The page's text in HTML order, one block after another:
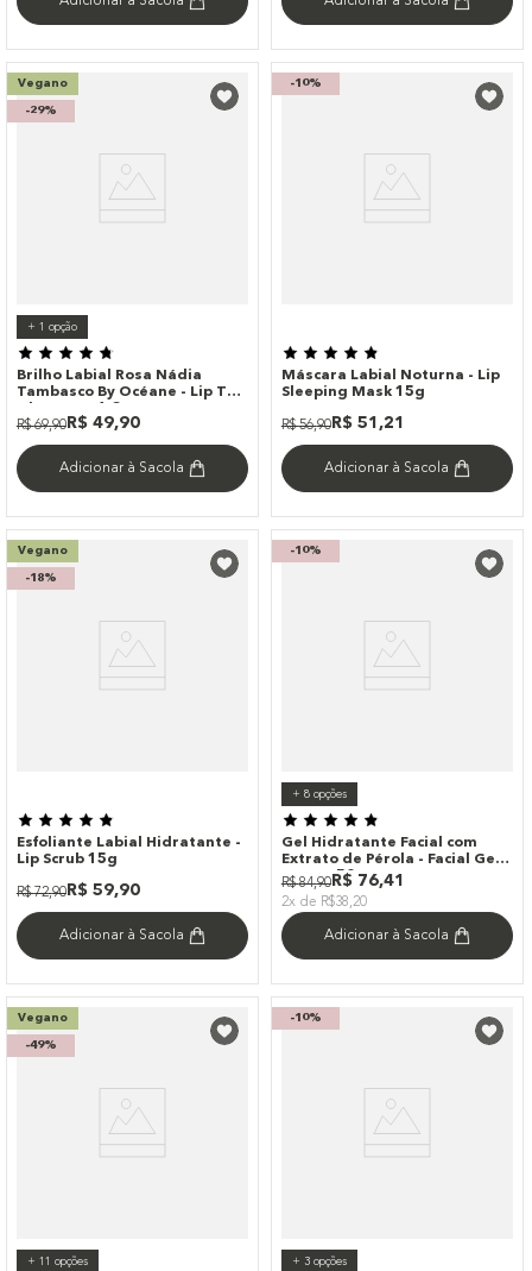
Vegano
-29%
+ 1 opção
Brilho Labial Rosa Nádia
Tambasco By Océane - Lip To
R$ 69,90R$ 49,90
Adicionar à Sacola
-10%
Máscara Labial Noturna - Lip
Sleeping Mask 15g
R$ 56,90R$ 51 ,21
Adicionar à Sacola
Vegano
-18%
Esfoliante Labial Hidratante -
Lip Scrub 15g
R$ 72,90R$ 59,90
Adicionar à Sacola
-10%
+ 8opções
Gel Hidratante Facial com
Extrato de Pérola - Facial Gel
Cream 50g
R$ 84,90R$ 76,41
2x de R$38,20
Adicionar à Sacola
Vegano
-49%
+ 11 opções
-10%
+ 3opções